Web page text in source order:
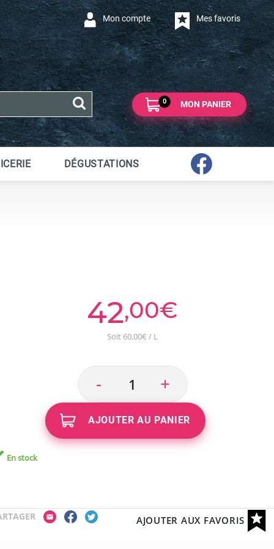
Mes favoris
Mon compte
MON PANIER
0
DÉGUSTATIONS
42,00€
Soit 60,00€ / L
- +
AJOUTER AU PANIER
En stock
AJOUTER AUX FAVORIS